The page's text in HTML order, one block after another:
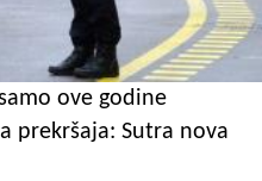
ove godine
prekršaja: Sutra nova